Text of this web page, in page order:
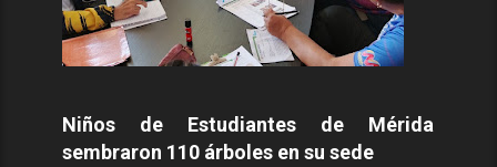
Niños de Estudiantes de Mérida
sembraron 110 árboles en su sede